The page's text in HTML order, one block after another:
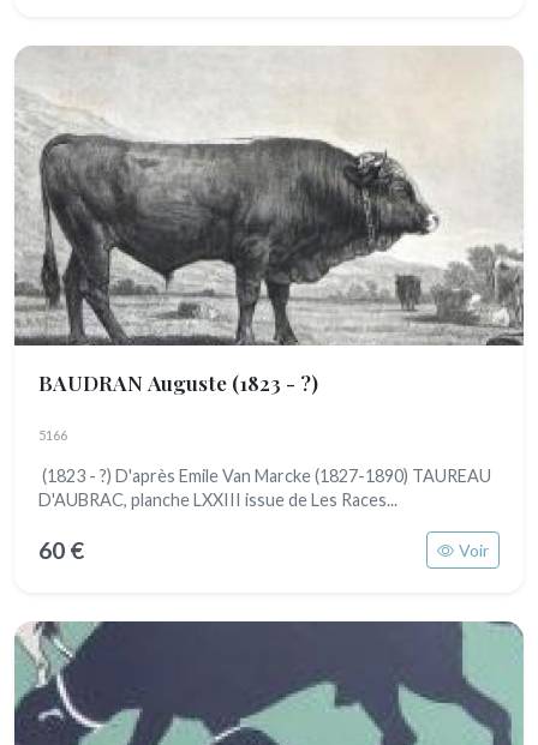
BAUDRAN Auguste (1823 - ?)
5166
(1823 - ?) D'après Emile Van Marcke (1827-1890) TAUREAU
D'AUBRAC, planche LXXIII issue de Les Races...
60 € Voir